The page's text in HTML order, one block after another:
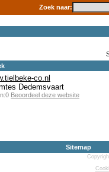
Zoek naar:
co.nl
Dedemsvaart
Beoordeel deze website
Sitemap